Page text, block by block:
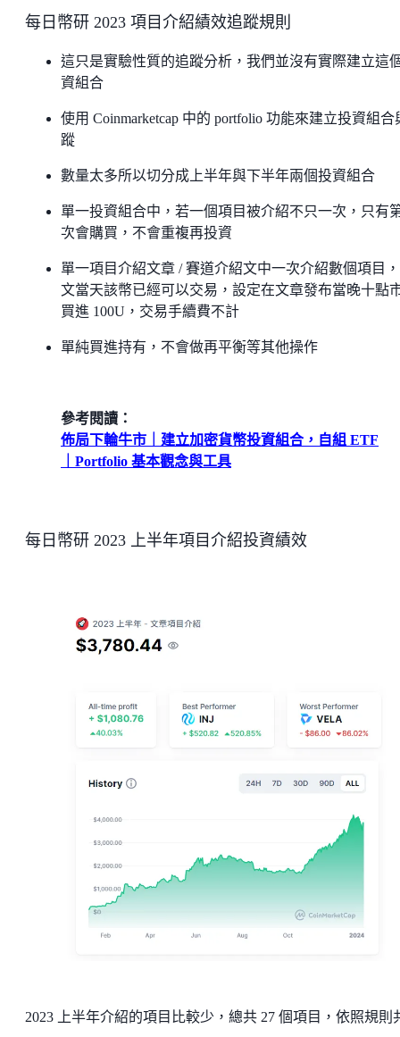
每日幣研 2023 項目介紹績效追蹤規則
這只是實驗性質的追蹤分析，我們並沒有實際建立這
資組合
使用 Coinmarketcap 中的 portfolio 功能來建立投資組合
蹤
數量太多所以切分成上半年與下半年兩個投資組合
單一投資組合中，若一個項目被介紹不只一次，只有
次會購買，不會重複再投資
單一項目介紹文章 / 賽道介紹文中一次介紹數個項目
文當天該幣已經可以交易，設定在文章發布當晚十點
買進 100U，交易手續費不計
單純買進持有，不會做再平衡等其他操作
參考閱讀：
佈局下輪牛市｜建立加密貨幣投資組合，自組 ETF
｜Portfolio 基本觀念與工具
每日幣研 2023 上半年項目介紹投資績效
2023 上半年介紹的項目比較少，總共 27 個項目，依照規則